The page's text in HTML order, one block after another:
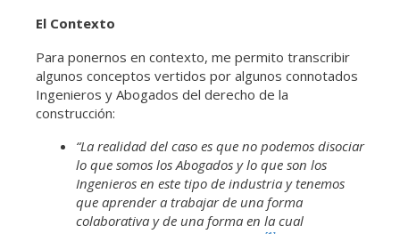
El Contexto
Para ponernos en contexto, me permito transcribir
algunos conceptos vertidos por algunos connotados
Ingenieros y Abogados del derecho de la
construcción:
“La realidad del caso es que no podemos disociar
lo que somos los Abogados y lo que son los
Ingenieros en este tipo de industria y tenemos
que aprender a trabajar de una forma
colaborativa y de una forma en la cual